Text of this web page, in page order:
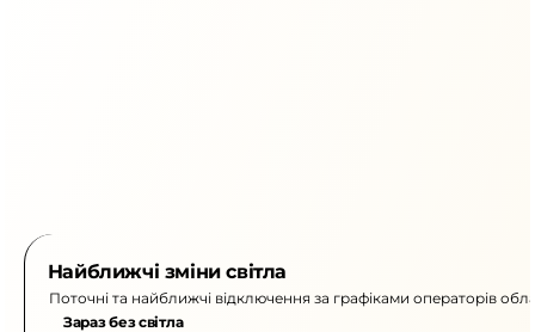
Найближчі зміни світла
Поточні та найближчі відключення за графіками операторів
Зараз без світла